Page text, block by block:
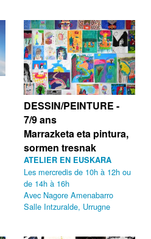
DESSIN/PEINTURE -
7/9 ans
Marrazketa eta pintura,
sormen tresnak
ATELIER EN EUSKARA
Les mercredis de 10h à 12h ou
de 14h à 16h
Avec Nagore Amenabarro
Salle Intzuralde, Urrugne